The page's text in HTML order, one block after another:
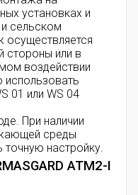
установках и
сельском
стороны или в
воздействии
использовать
01 или WS 04
При наличии
среды
настройку.
ATM2-I